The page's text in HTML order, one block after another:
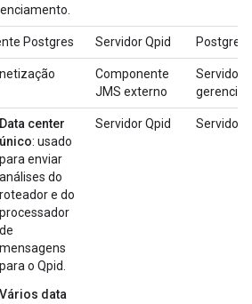
Postgres Servidor Qpid Postgres
Componente
JMS externo
Servidor
Data center
único: usado
para enviar
análises do
roteador e do
processador
de
mensagens
para o Qpid.
Vários data
Servidor Qpid Servidor